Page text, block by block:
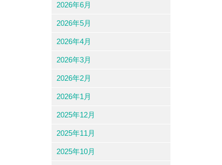
2026年6月
2026年5月
2026年4月
2026年3月
2026年2月
2026年1月
2025年12月
2025年11月
2025年10月